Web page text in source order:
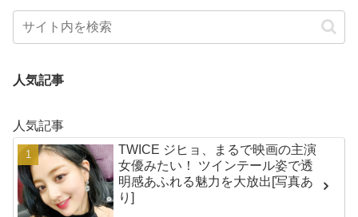
人気記事
人気記事
TWICE ジヒョ、まるで映画の主演
女優みたい！ ツインテール姿で透
明感あふれる魅力を大放出[写真あ
り]